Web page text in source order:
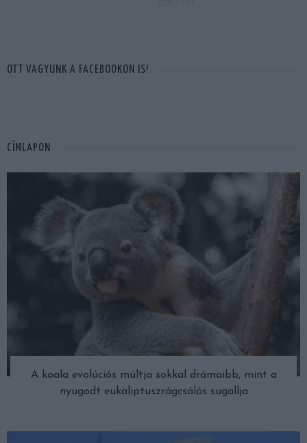
OTT VAGYUNK A FACEBOOKON IS!
CÍMLAPON
A koala evolúciós múltja sokkal drámaibb, mint a
nyugodt eukaliptuszrágcsálás sugallja